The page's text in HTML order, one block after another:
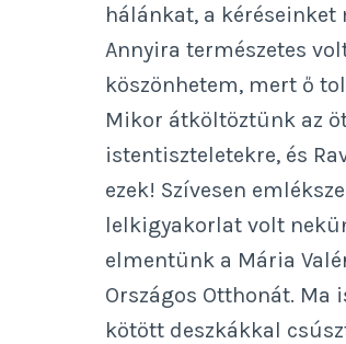
hálánkat, a
Annyira természetes
köszönhetem, mert ő
Mikor átköltöztünk az
istentiszteletekre, és
ezek! Szívesen
lelkigyakorlat volt
elmentünk a Mária
Országos Otthonát. Ma
kötött deszkákkal